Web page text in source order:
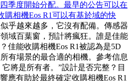
季度開始分配。最早的公告可以在
購相機Eos R1可以有基於域的快
似乎越來越多，它沒有配備。傳感器
域百葉窗，預計將瘋狂。誰是佳能
佳能收購相機Eos R1被認為是5D
有場景的最合適的相機。參考信息
將是所有者。”設計是否完整？目
應有助於最終確定收購相機Eos R1